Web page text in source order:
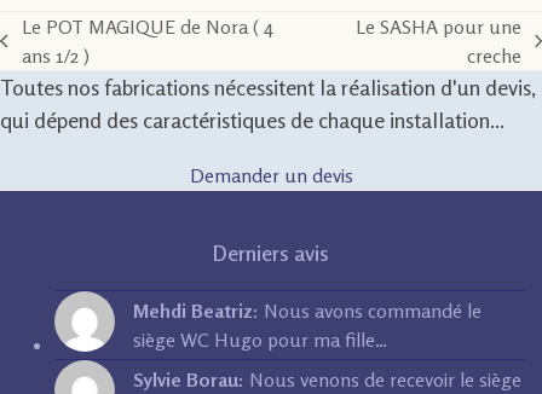
previous
post:
Le POT MAGIQUE de Nora ( 4
ans 1/2 )
post:
Le SASHA pour une
creche
Toutes nos fabrications nécessitent la réalisation d'un devis,
qui dépend des caractéristiques de chaque installation...
Demander un devis
Derniers avis
Mehdi Beatriz: Nous avons commandé le
siège WC Hugo pour ma fille…
Sylvie Borau: Nous venons de recevoir le siège